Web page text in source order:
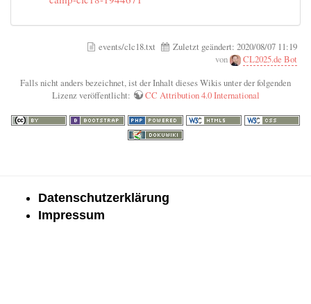
events/clc18.txt Zuletzt geändert: 2020/08/07 11:19
von
CL2025.de Bot
Falls nicht anders bezeichnet, ist der Inhalt dieses Wikis unter der folgenden
Lizenz veröffentlicht:
CC Attribution 4.0 International
Datenschutzerklärung
Impressum